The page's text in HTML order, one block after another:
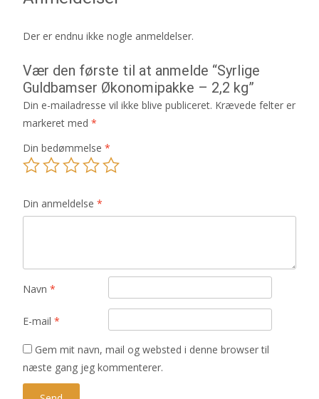
Der er endnu ikke nogle anmeldelser.
Vær den første til at anmelde “Syrlige
Guldbamser Økonomipakke – 2,2 kg”
Din e-mailadresse vil ikke blive publiceret. Krævede felter er
markeret med *
Din bedømmelse *
Din anmeldelse *
Navn *
E-mail *
Gem mit navn, mail og websted i denne browser til
næste gang jeg kommenterer.